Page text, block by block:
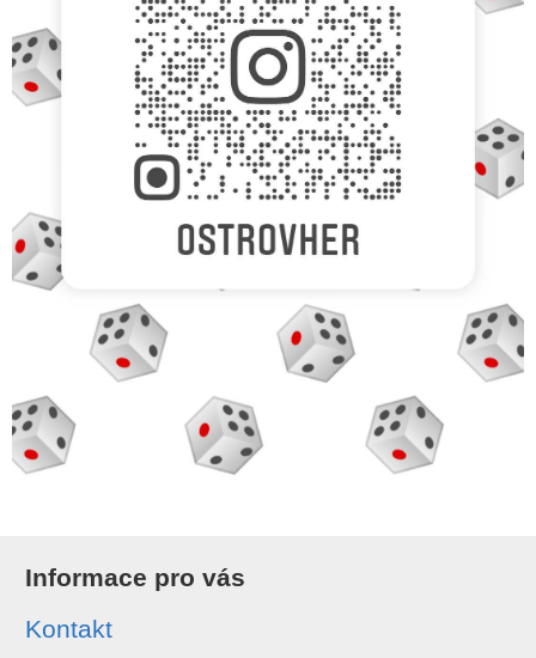
Informace pro vás
Kontakt